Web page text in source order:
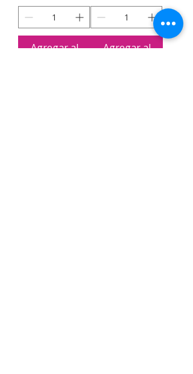
Agregar al
Agregar al